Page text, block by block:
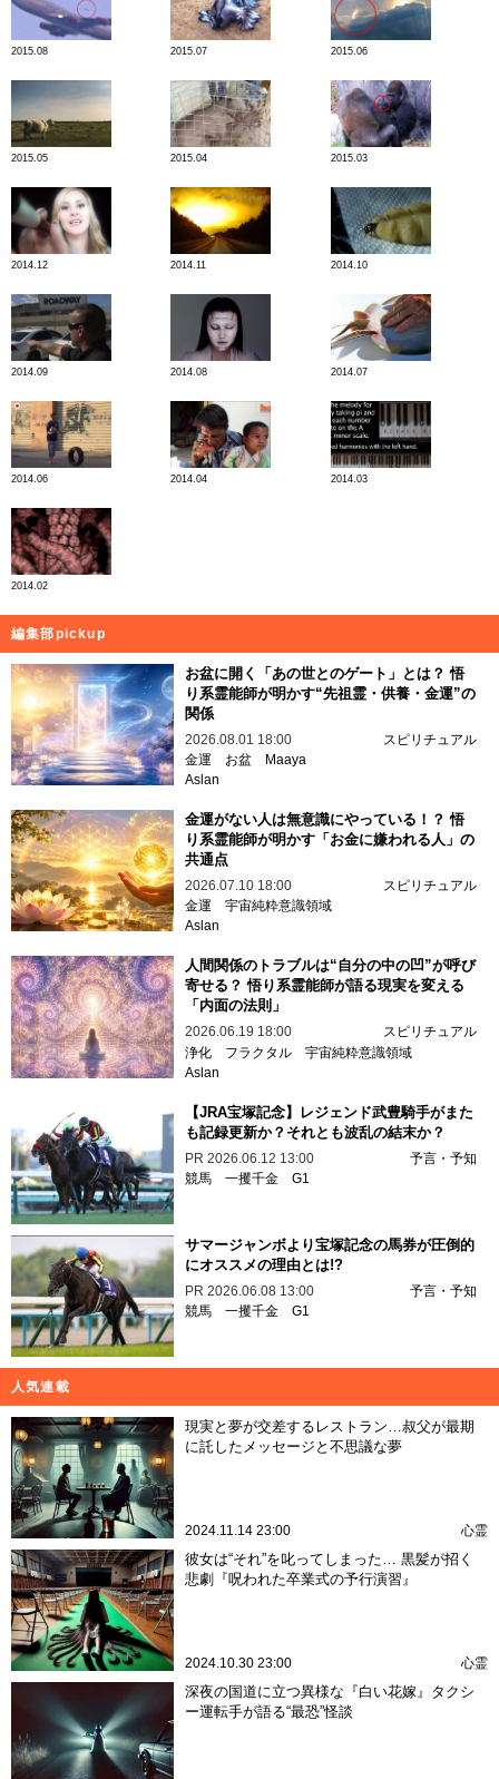
2015.08 2015.07 2015.06
2015.05 2015.04 2015.03
2014.12 2014.11 2014.10
2014.09 2014.08 2014.07
2014.06 2014.04 2014.03
2014.02
編集部pickup
お盆に開く「あの世とのゲート」とは？ 悟
り系霊能師が明かす“先祖霊・供養・金運”の
関係
2026.08.01 18:00
スピリチュアル
金運
お盆
Maaya
Aslan
金運がない人は無意識にやっている！？ 悟
り系霊能師が明かす「お金に嫌われる人」の
共通点
2026.07.10 18:00
スピリチュアル
金運 宇宙純粋意識領域
Aslan
人間関係のトラブルは“自分の中の凹”が呼び
寄せる？ 悟り系霊能師が語る現実を変える
「内面の法則」
2026.06.19 18:00
スピリチュアル
浄化
フラクタル 宇宙純粋意識領域
Aslan
【JRA宝塚記念】レジェンド武豊騎手がまた
も記録更新か？それとも波乱の結末か？
PR 2026.06.12 13:00
予言・予知
競馬 一攫千金 G1
サマージャンボより宝塚記念の馬券が圧倒的
にオススメの理由とは!?
PR 2026.06.08 13:00
予言・予知
競馬 一攫千金 G1
人気連載
現実と夢が交差するレストラン…叔父が最期
に託したメッセージと不思議な夢
2024.11.14 23:00 心霊
彼女は“それ”を叱ってしまった… 黒髪が招く
悲劇『呪われた卒業式の予行演習』
2024.10.30 23:00 心霊
深夜の国道に立つ異様な『白い花嫁』タクシ
ー運転手が語る“最恐”怪談